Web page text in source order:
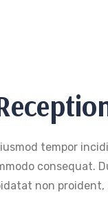
tempor
consequat.
non